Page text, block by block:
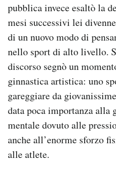
pubblica invece esaltò la
mesi successivi lei
di un nuovo modo di
nello sport di alto livello.
discorso segnò un
ginnastica artistica: uno
gareggiare da
data poca importanza alla
mentale dovuto alle
anche all’enorme sforzo
alle atlete.